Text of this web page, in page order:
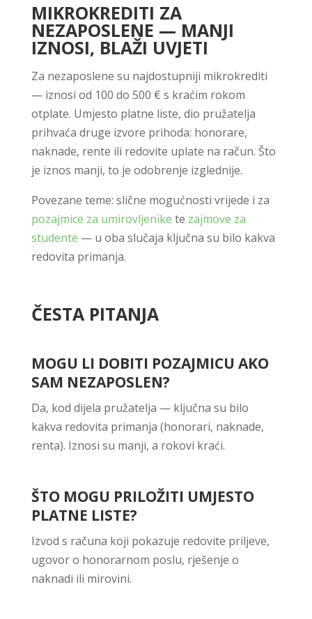
MIKROKREDITI ZA
NEZAPOSLENE — MANJI
IZNOSI, BLAŽI UVJETI
Za nezaposlene su najdostupniji mikrokrediti
— iznosi od 100 do 500 € s kraćim rokom
otplate. Umjesto platne liste, dio pružatelja
prihvaća druge izvore prihoda: honorare,
naknade, rente ili redovite uplate na račun. Što
je iznos manji, to je odobrenje izglednije.
Povezane teme: slične mogućnosti vrijede i za
pozajmice za umirovljenike te zajmove za
studente — u oba slučaja ključna su bilo kakva
redovita primanja.
ČESTA PITANJA
MOGU LI DOBITI POZAJMICU AKO
SAM NEZAPOSLEN?
Da, kod dijela pružatelja — ključna su bilo
kakva redovita primanja (honorari, naknade,
renta). Iznosi su manji, a rokovi kraći.
ŠTO MOGU PRILOŽITI UMJESTO
PLATNE LISTE?
Izvod s računa koji pokazuje redovite priljeve,
ugovor o honorarnom poslu, rješenje o
naknadi ili mirovini.